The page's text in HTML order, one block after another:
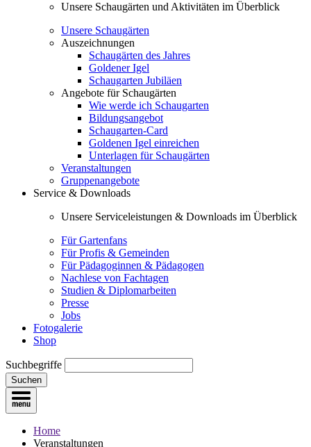
Unsere Schaugärten und Aktivitäten im Überblick
Unsere Schaugärten
Auszeichnungen
Schaugärten des Jahres
Goldener Igel
Schaugarten Jubiläen
Angebote für Schaugärten
Wie werde ich Schaugarten
Bildungsangebot
Schaugarten-Card
Goldenen Igel einreichen
Unterlagen für Schaugärten
Veranstaltungen
Gruppenangebote
Service & Downloads
Unsere Serviceleistungen & Downloads im Überblick
Für Gartenfans
Für Profis & Gemeinden
Für Pädagoginnen & Pädagogen
Nachlese von Fachtagen
Studien & Diplomarbeiten
Presse
Jobs
Fotogalerie
Shop
Suchbegriffe
Suchen
Home
Veranstaltungen